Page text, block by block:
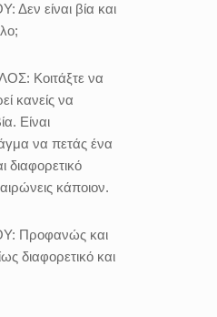
Δεν είναι βία και
Κοιτάξτε να
κανείς να
Είναι
να πετάς ένα
διαφορετικό
κάποιον.
Προφανώς και
διαφορετικό και